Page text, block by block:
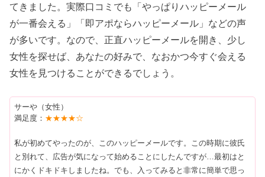
てきました。実際口コミでも「やっぱりハッピーメール
が一番会える」「即アポならハッピーメール」などの声
が多いです。なので、正直ハッピーメールを開き、少し
女性を探せば、あなたの好みで、なおかつ今すぐ会える
女性を見つけることができるでしょう。
サーや（女性）
満足度： ★★★★☆
私が初めてやったのが、このハッピーメールです。この時期に彼氏
と別れて、広告が気になって始めることにしたんですが…最初はと
にかくドキドキしましたね。でも、入ってみると非常に簡単で思っ